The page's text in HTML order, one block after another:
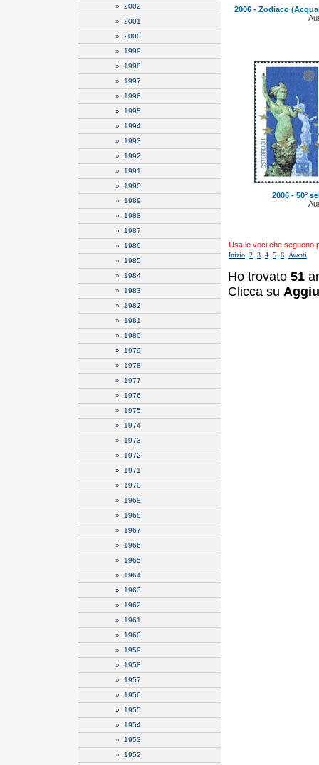
» 2002
» 2001
» 2000
» 1999
» 1998
» 1997
» 1996
» 1995
» 1994
» 1993
» 1992
» 1991
» 1990
» 1989
» 1988
» 1987
» 1986
» 1985
» 1984
» 1983
» 1982
» 1981
» 1980
» 1979
» 1978
» 1977
» 1976
» 1975
» 1974
» 1973
» 1972
» 1971
» 1970
» 1969
» 1968
» 1967
» 1966
» 1965
» 1964
» 1963
» 1962
» 1961
» 1960
» 1959
» 1958
» 1957
» 1956
» 1955
» 1954
» 1953
» 1952
2006 - Zodiaco
2006 - 50°
Usa le voci che seguono
Inizio 2 3 4 5 6 Avanti
Ho trovato 51
Clicca su